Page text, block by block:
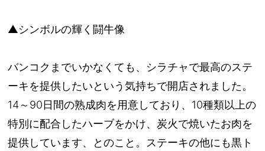
▲シンボルの輝く闘牛像
バンコクまでいかなくても、シラチャで最高のステ
ーキを提供したいという気持ちで開店されました。
14～90日間の熟成肉を用意しており、10種類以上の
特別に配合したハーブをかけ、炭火で焼いたお肉を
提供しています、とのこと。ステーキの他にも黒ト